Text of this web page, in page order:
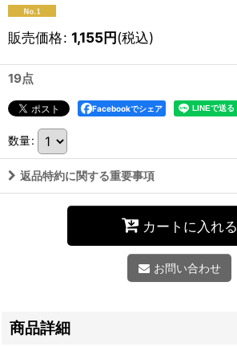
販売価格: 1,155円(税込)
19点
Facebookでシェア
数量:
返品特約に関する重要事項
カートに入れる
お問い合わせ
商品詳細